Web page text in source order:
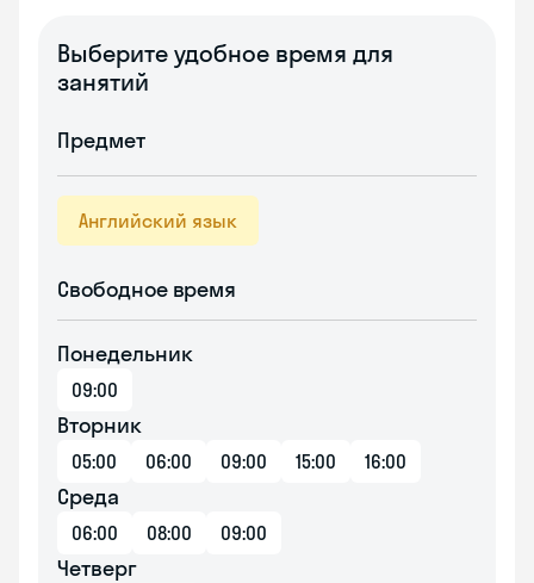
Выберите удобное время для
занятий
Предмет
Английский язык
Свободное время
Понедельник
09:00
Вторник
05:00 06:00 09:00 15:00 16:00
Среда
06:00 08:00 09:00
Четверг